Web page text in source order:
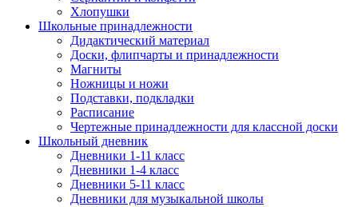
Хлопушки
Школьные принадлежности
Дидактический материал
Доски, флипчарты и принадлежности
Магниты
Ножницы и ножи
Подставки, подкладки
Расписание
Чертежные принадлежности для классной доски
Школьный дневник
Дневники 1-11 класс
Дневники 1-4 класс
Дневники 5-11 класс
Дневники для музыкальной школы